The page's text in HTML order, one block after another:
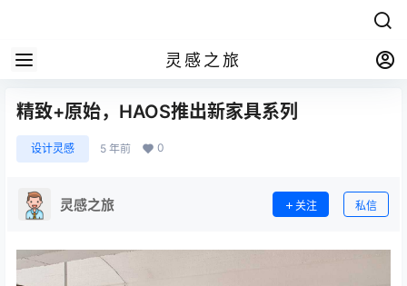
灵感之旅
精致+原始，HAOS推出新家具系列
设计灵感 5 年前 0
灵感之旅 关注 私信